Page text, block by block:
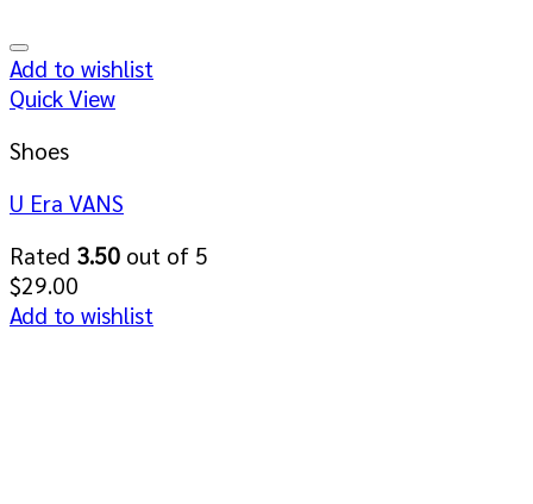
Add to wishlist
Quick View
Shoes
U Era VANS
Rated 3.50 out of 5
$29.00
Add to wishlist